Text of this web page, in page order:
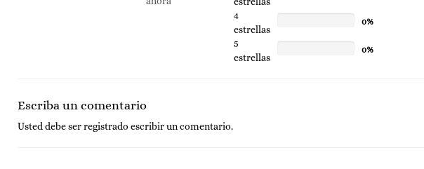
4
estrellas
0%
5
estrellas
0%
Escriba un comentario
Usted debe serregistrado escribir un comentario.